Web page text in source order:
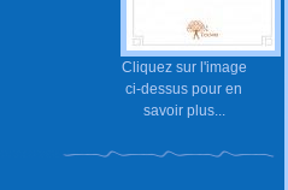
Cliquez sur l'image
ci-dessus pour en
savoir plus...